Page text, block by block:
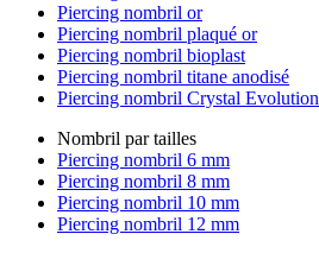
Piercing nombril or
Piercing nombril plaqué or
Piercing nombril bioplast
Piercing nombril titane anodisé
Piercing nombril Crystal Evolution
Nombril par tailles
Piercing nombril 6 mm
Piercing nombril 8 mm
Piercing nombril 10 mm
Piercing nombril 12 mm